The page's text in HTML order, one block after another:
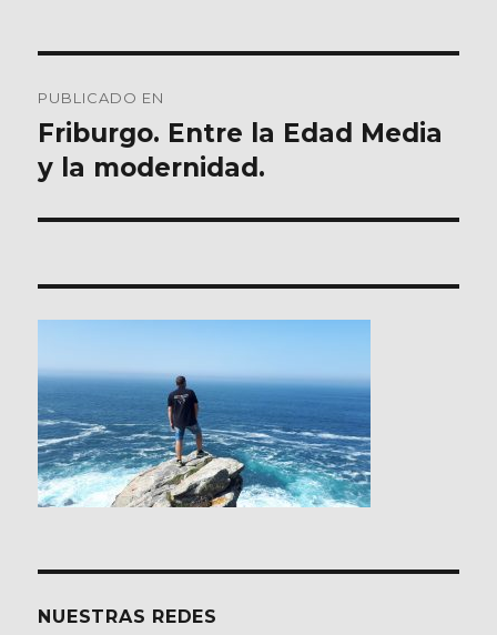
de
entradas
PUBLICADO EN
Friburgo. Entre la Edad Media
y la modernidad.
NUESTRAS REDES